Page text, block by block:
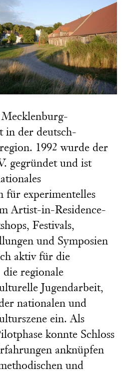
in der deutsch-
1992 wurde der
gegründet und ist
für experimentelles
Artist-in-Residence-
Festivals,
und Symposien
aktiv für die
regionale
Jugendarbeit,
nationalen und
ein. Als
konnte Schloss
anknüpfen
und